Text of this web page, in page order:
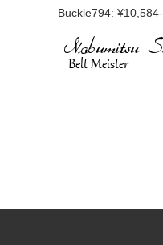
Buckle794: ¥10,584-